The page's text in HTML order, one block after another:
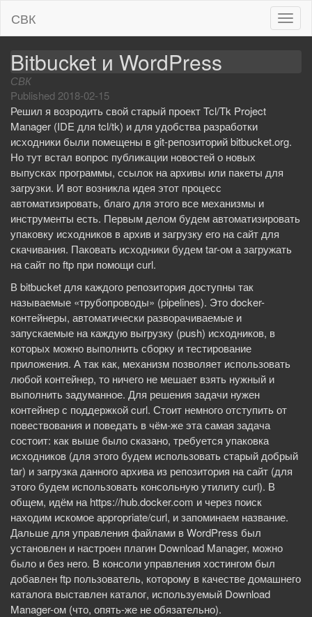
T
o
v
i
n
СВК
Bitbucket и WordPress
СВК
Published 2018-02-15
Решил я возродить свой старый проект Tcl/Tk Project
Manager (IDE для tcl/tk) и для удобства разработки
исходники были помещены в git-репозиторий bitbucket.org.
Но тут встал вопрос публикации новостей о новых
выпусках программы, ссылок на архивы или пакеты для
загрузки. И вот возникла идея этот процесс
автоматизировать, благо для этого все механизмы и
инструменты есть. Первым делом будем автоматизировать
упаковку исходников в архив и загрузку его на сайт для
скачивания. Паковать исходники будем tar-ом а загружать
на сайт по ftp при помощи curl.
В bitbucket для каждого репозитория доступны так
называемые «трубопроводы» (pipelines). Это docker-
контейнеры, автоматически разворачиваемые и
запускаемые на каждую выгрузку (push) исходников, в
которых можно выполнить сборку и тестирование
приложения. А так как, механизм позволяет использовать
любой контейнер, то ничего не мешает взять нужный и
выполнить задуманное. Для решения задачи нужен
контейнер с поддержкой curl. Стоит немного отступить от
повествования и поведать в чём-же эта самая задача
состоит: как выше было сказано, требуется упаковка
исходников (для этого будем использовать старый добрый
tar) и загрузка данного архива из репозитория на сайт (для
этого будем использовать консольную утилиту curl). В
общем, идём на https://hub.docker.com и через поиск
находим искомое appropriate/curl, и запоминаем название.
Дальше для управления файлами в WordPress был
установлен и настроен плагин Download Manager, можно
было и без него. В консоли управления хостингом был
добавлен ftp пользователь, которому в качестве домашнего
каталога выставлен каталог, используемый Download
Manager-ом (что, опять-же не обязательно).